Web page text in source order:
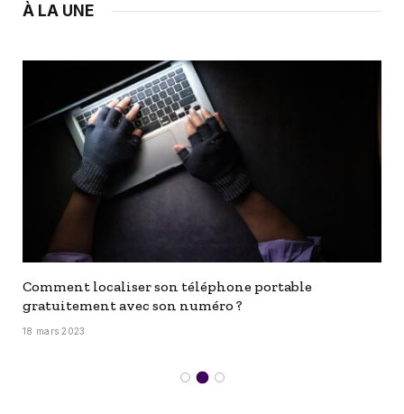
À LA UNE
Comment localiser son téléphone portable
gratuitement avec son numéro ?
18 mars 2023